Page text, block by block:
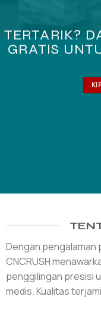
TERTARIK?
GRATIS
Dengan pengalaman
CNCRUSH
penggilingan presisi
medis. Kualitas